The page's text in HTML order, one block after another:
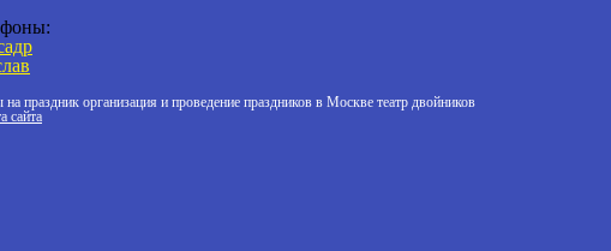
праздник организация и проведение праздников в Москве театр двойников
сайта